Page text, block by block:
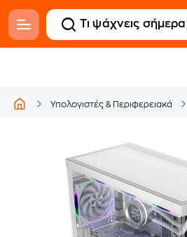
Υπολογιστές & Περιφερειακά